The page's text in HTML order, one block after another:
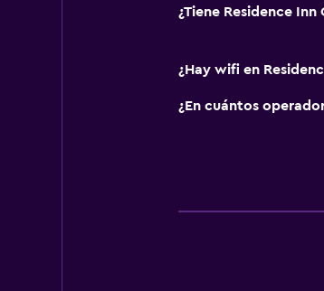
¿Tiene Residence Inn
¿Hay wifi en
¿En cuántos